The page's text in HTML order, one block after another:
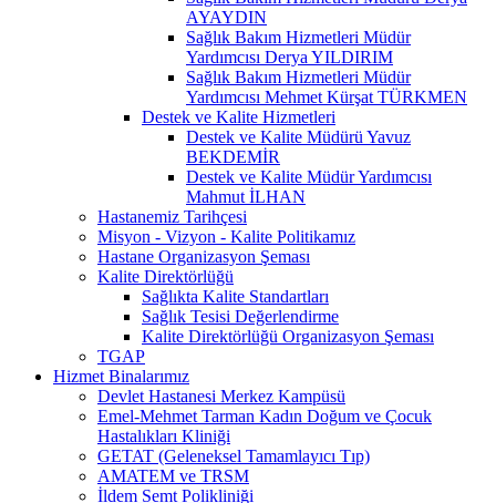
AYAYDIN
Sağlık Bakım Hizmetleri Müdür
Yardımcısı Derya YILDIRIM
Sağlık Bakım Hizmetleri Müdür
Yardımcısı Mehmet Kürşat TÜRKMEN
Destek ve Kalite Hizmetleri
Destek ve Kalite Müdürü Yavuz
BEKDEMİR
Destek ve Kalite Müdür Yardımcısı
Mahmut İLHAN
Hastanemiz Tarihçesi
Misyon - Vizyon - Kalite Politikamız
Hastane Organizasyon Şeması
Kalite Direktörlüğü
Sağlıkta Kalite Standartları
Sağlık Tesisi Değerlendirme
Kalite Direktörlüğü Organizasyon Şeması
TGAP
Hizmet Binalarımız
Devlet Hastanesi Merkez Kampüsü
Emel-Mehmet Tarman Kadın Doğum ve Çocuk
Hastalıkları Kliniği
GETAT (Geleneksel Tamamlayıcı Tıp)
AMATEM ve TRSM
İldem Semt Polikliniği